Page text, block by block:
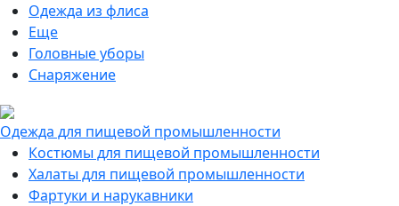
Одежда из флиса
Еще
Головные уборы
Снаряжение
Одежда для пищевой промышленности
Костюмы для пищевой промышленности
Халаты для пищевой промышленности
Фартуки и нарукавники